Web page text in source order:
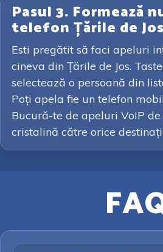
Pasul 3. Formează
telefon Țările de Jos
Esti pregătit să faci apeluri
cineva din Țările de Jos.
selectează o persoană din
Poți apela fie un telefon
Bucură-te de apeluri VoIP
cristalină către orice